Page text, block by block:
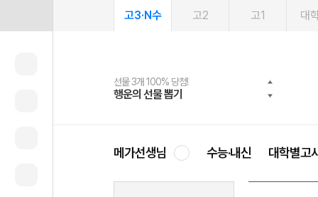
고3·N수 고2 고1 대
선물 3개 100% 당첨!
행운의 선물 뽑기
선물 100% 증정!
메가스터디 X 올리브
여름방학 스터디 캐시백
메가런 썸머스쿨
2027 러셀 단과
강사 공개선발
스마트러닝앱
설문 EVENT
메가패스
3일 무료 체험권
메가패스 수강생 무료혜택!
메가클럽 멤버십
사회공헌 캠페인
희망이룸 메가나눔
메가선생님 수능·내신 대학별고